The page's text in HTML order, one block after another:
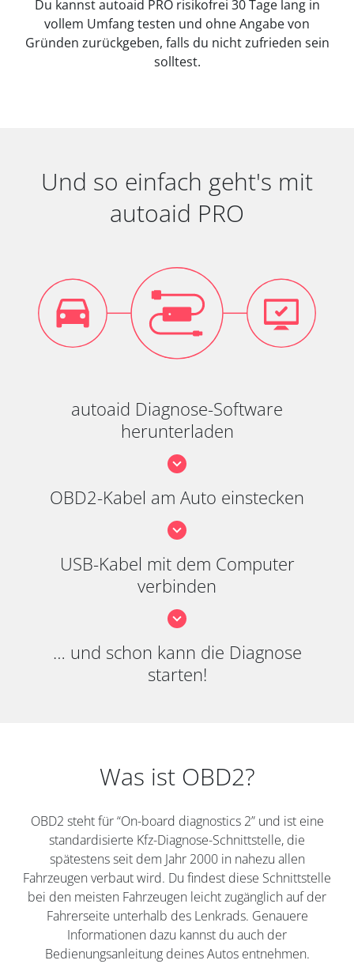
Du kannst autoaid PRO risikofrei 30 Tage lang in
vollem Umfang testen und ohne Angabe von
Gründen zurückgeben, falls du nicht zufrieden sein
solltest.
Und so einfach geht's mit
autoaid PRO
autoaid Diagnose-Software
herunterladen
OBD2-Kabel am Auto einstecken
USB-Kabel mit dem Computer
verbinden
… und schon kann die Diagnose
starten!
Was ist OBD2?
OBD2 steht für “On-board diagnostics 2” und ist eine
standardisierte Kfz-Diagnose-Schnittstelle, die
spätestens seit dem Jahr 2000 in nahezu allen
Fahrzeugen verbaut wird. Du findest diese Schnittstelle
bei den meisten Fahrzeugen leicht zugänglich auf der
Fahrerseite unterhalb des Lenkrads. Genauere
Informationen dazu kannst du auch der
Bedienungsanleitung deines Autos entnehmen.